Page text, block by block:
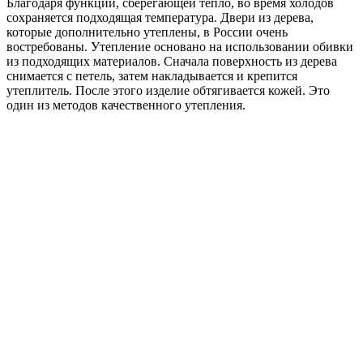
Благодаря функции, сберегающей тепло, во время холодов
сохраняется подходящая температура. Двери из дерева,
которые дополнительно утеплены, в России очень
востребованы. Утепление основано на использовании обивки
из подходящих материалов. Сначала поверхность из дерева
снимается с петель, затем накладывается и крепится
утеплитель. После этого изделие обтягивается кожей. Это
один из методов качественного утепления.